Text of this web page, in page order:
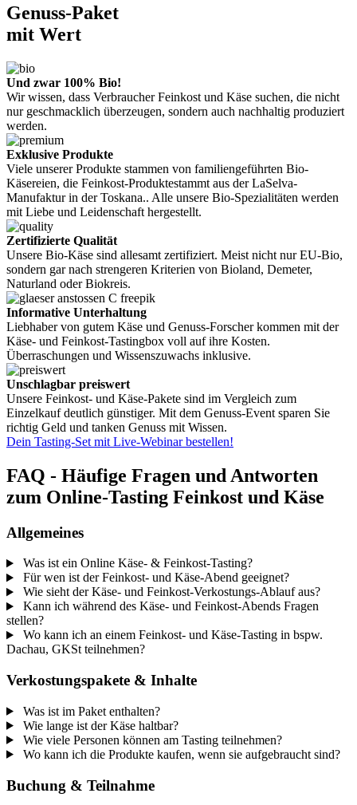
Genuss-Paket
mit Wert
Und zwar 100% Bio!
Wir wissen, dass Verbraucher Feinkost und Käse suchen, die nicht
nur geschmacklich überzeugen, sondern auch nachhaltig produziert
werden.
Exklusive Produkte
Viele unserer Produkte stammen von familiengeführten Bio-
Käsereien, die Feinkost-Produktestammt aus der LaSelva-
Manufaktur in der Toskana.. Alle unsere Bio-Spezialitäten werden
mit Liebe und Leidenschaft hergestellt.
Zertifizierte Qualität
Unsere Bio-Käse sind allesamt zertifiziert. Meist nicht nur EU-Bio,
sondern gar nach strengeren Kriterien von Bioland, Demeter,
Naturland oder Biokreis.
Informative Unterhaltung
Liebhaber von gutem Käse und Genuss-Forscher kommen mit der
Käse- und Feinkost-Tastingbox voll auf ihre Kosten.
Überraschungen und Wissenszuwachs inklusive.
Unschlagbar preiswert
Unsere Feinkost- und Käse-Pakete sind im Vergleich zum
Einzelkauf deutlich günstiger. Mit dem Genuss-Event sparen Sie
richtig Geld und tanken Genuss mit Wissen.
Dein Tasting-Set mit Live-Webinar bestellen!
FAQ - Häufige Fragen und Antworten
zum Online-Tasting Feinkost und Käse
Allgemeines
Was ist ein Online Käse- & Feinkost-Tasting?
Für wen ist der Feinkost- und Käse-Abend geeignet?
Wie sieht der Käse- und Feinkost-Verkostungs-Ablauf aus?
Kann ich während des Käse- und Feinkost-Abends Fragen
stellen?
Wo kann ich an einem Feinkost- und Käse-Tasting in bspw.
Dachau, GKSt teilnehmen?
Verkostungspakete & Inhalte
Was ist im Paket enthalten?
Wie lange ist der Käse haltbar?
Wie viele Personen können am Tasting teilnehmen?
Wo kann ich die Produkte kaufen, wenn sie aufgebraucht sind?
Buchung & Teilnahme